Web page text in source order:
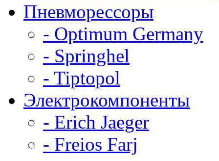
Пневморессоры
- Optimum Germany
- Springhel
- Tiptopol
Электрокомпоненты
- Erich Jaeger
- Freios Farj